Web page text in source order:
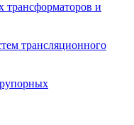
трансформаторов и
трансляционного